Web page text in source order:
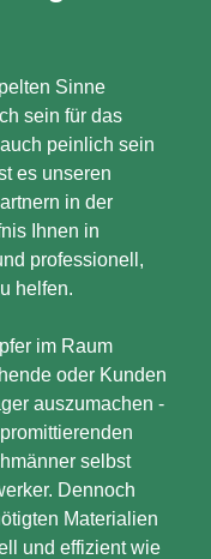
Sinne
sein für das
peinlich sein
es unseren
in der
Ihnen in
professionell,
helfen.
im Raum
oder Kunden
auszumachen -
selbst
Dennoch
Materialien
und effizient wie